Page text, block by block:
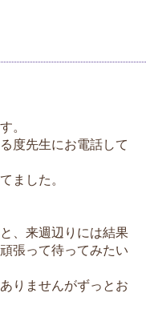
。
度先生にお電話して
ました。
、来週辺りには結果
張って待ってみたい
りませんがずっとお